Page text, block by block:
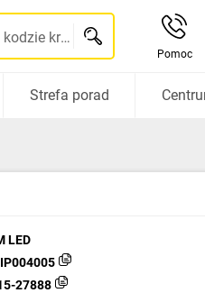
Szukaj po nazwie, indeksie, producencie, kodzie kreskowym...
Pomoc
Strefa porad
LED
27888